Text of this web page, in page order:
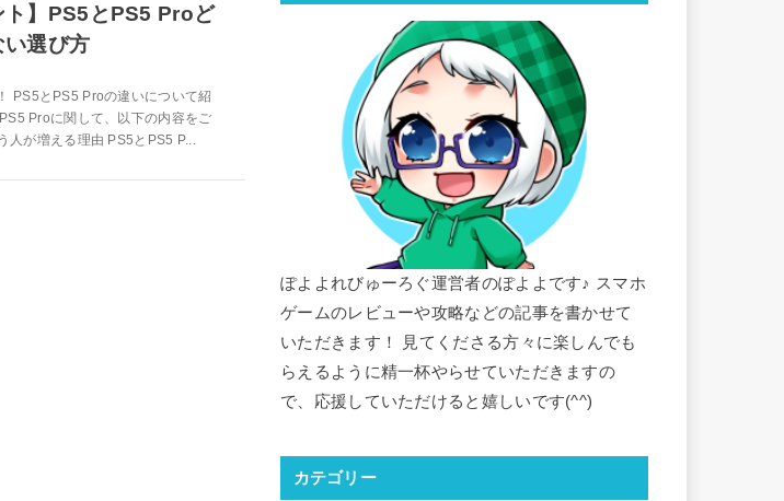
ト】PS5とPS5 Proど
い選び方
PS5とPS5 Proの違いについて紹
Proに関して、以下の内容をご
が増える理由 PS5とPS5 P...
ぽよよれびゅーろぐ運営者のぽよよです♪ スマホ
ゲームのレビューや攻略などの記事を書かせて
いただきます！ 見てくださる方々に楽しんでも
らえるように精一杯やらせていただきますの
で、応援していただけると嬉しいです(^^)
カテゴリー